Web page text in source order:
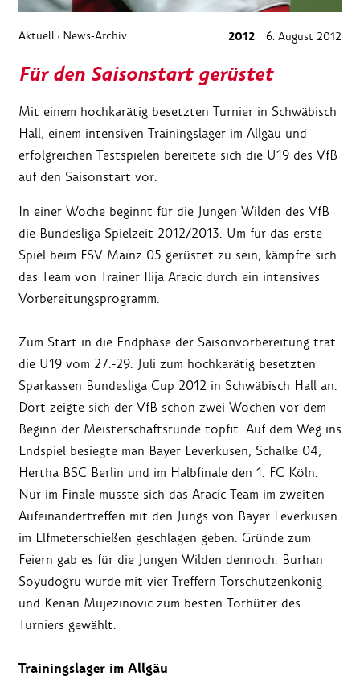
Aktuell › News-Archiv 2012 6. August 2012
Für den Saisonstart gerüstet
Mit einem hochkarätig besetzten Turnier in Schwäbisch
Hall, einem intensiven Trainingslager im Allgäu und
erfolgreichen Testspielen bereitete sich die U19 des VfB
auf den Saisonstart vor.
In einer Woche beginnt für die Jungen Wilden des VfB
die Bundesliga-Spielzeit 2012/2013. Um für das erste
Spiel beim FSV Mainz 05 gerüstet zu sein, kämpfte sich
das Team von Trainer Ilija Aracic durch ein intensives
Vorbereitungsprogramm.
Zum Start in die Endphase der Saisonvorbereitung trat
die U19 vom 27.-29. Juli zum hochkarätig besetzten
Sparkassen Bundesliga Cup 2012 in Schwäbisch Hall an.
Dort zeigte sich der VfB schon zwei Wochen vor dem
Beginn der Meisterschaftsrunde topfit. Auf dem Weg ins
Endspiel besiegte man Bayer Leverkusen, Schalke 04,
Hertha BSC Berlin und im Halbfinale den 1. FC Köln.
Nur im Finale musste sich das Aracic-Team im zweiten
Aufeinandertreffen mit den Jungs von Bayer Leverkusen
im Elfmeterschießen geschlagen geben. Gründe zum
Feiern gab es für die Jungen Wilden dennoch. Burhan
Soyudogru wurde mit vier Treffern Torschützenkönig
und Kenan Mujezinovic zum besten Torhüter des
Turniers gewählt.
Trainingslager im Allgäu